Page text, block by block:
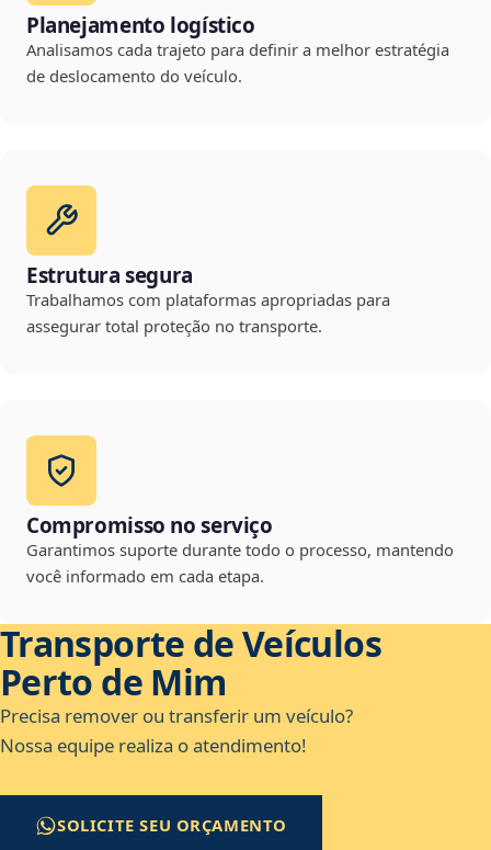
Planejamento logístico
Analisamos cada trajeto para definir a melhor estratégia
de deslocamento do veículo.
Estrutura segura
Trabalhamos com plataformas apropriadas para
assegurar total proteção no transporte.
Compromisso no serviço
Garantimos suporte durante todo o processo, mantendo
você informado em cada etapa.
Transporte de Veículos
Perto de Mim
Precisa remover ou transferir um veículo?
Nossa equipe realiza o atendimento!
SOLICITE SEU ORÇAMENTO